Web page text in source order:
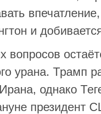
и
урана. Трамп
однако
президент